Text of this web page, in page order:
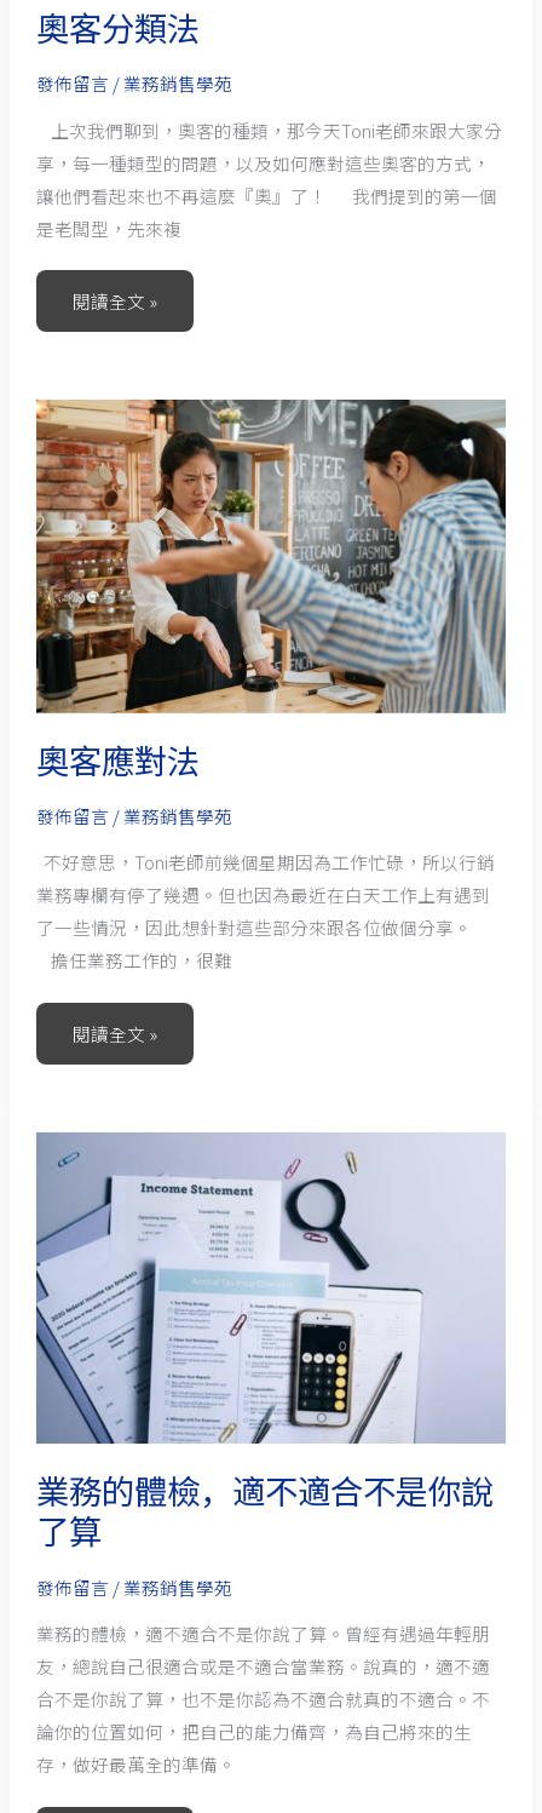
奧客分類法
發佈留言 /業務銷售學苑
上次我們聊到，奧客的種類，那今天Toni老師來跟大家分
享，每一種類型的問題，以及如何應對這些奧客的方式，
讓他們看起來也不再這麼『奧』了！ 我們提到的第一個
是老闆型，先來複
閱讀全文 »
奧客應對法
發佈留言 /業務銷售學苑
不好意思，Toni老師前幾個星期因為工作忙碌，所以行銷
業務專欄有停了幾週。但也因為最近在白天工作上有遇到
了一些情況，因此想針對這些部分來跟各位做個分享。
擔任業務工作的，很難
奧
客
應
對
法
閱讀全文 »
業務的體檢，適不適合不是你說
了算
發佈留言 /業務銷售學苑
業務的體檢，適不適合不是你說了算。曾經有遇過年輕朋
友，總說自己很適合或是不適合當業務。說真的，適不適
合不是你說了算，也不是你認為不適合就真的不適合。不
論你的位置如何，把自己的能力備齊，為自己將來的生
存，做好最萬全的準備。
業
的
體
適
不
適
合
不
是
你
說
算